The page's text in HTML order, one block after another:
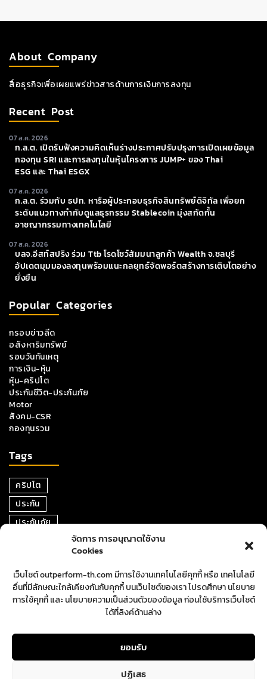
จัดการ การอนุญาตใช้งาน
Cookies
เว็บไซต์ outperform-th.com มีการใช้งานเทคโนโลยีคุกกี้ หรือ เทคโนโลยี
อื่นที่มีลักษณะใกล้เคียงกันกับคุกกี้ บนเว็บไซต์ของเรา โปรดศึกษา นโยบาย
การใช้คุกกี้ และ นโยบายความเป็นส่วนตัวของข้อมูล ก่อนใช้บริการเว็บไซต์
ได้ที่ลิงค์ด้านล่าง
ยอมรับ
ปฏิเสธ
About Company
สื่อธุรกิจเพื่อเผยแพร่ข่าวสารด้านการเงินการลงทุน
Recent Post
07 ส.ค. 2026
ก.ล.ต. เปิดรับฟังความคิดเห็นร่างประกาศปรับปรุงการเปิดเผยข้อมูล
กองทุน SRI และการลงทุนในหุ้นโครงการ JUMP+ ของ Thai
ESG และ Thai ESGX
07 ส.ค. 2026
ก.ล.ต. ร่วมกับ ธปท. หารือผู้ประกอบธุรกิจสินทรัพย์ดิจิทัล เพื่อยก
ระดับแนวทางกำกับดูแลธุรกรรม Stablecoin มุ่งสกัดกั้น
อาชญากรรมทางเทคโนโลยี
07 ส.ค. 2026
บลจ.อีสท์สปริง ร่วม Ttb โรดโชว์สัมมนาลูกค้า Wealth จ.ชลบุรี
อัปเดตมุมมองลงทุนพร้อมแนะกลยุทธ์จัดพอร์ตสร้างการเติบโตอย่าง
ยั่งยืน
Popular Categories
กรอบข่าวลีด
อสังหาริมทรัพย์
รอบวันทันเหตุ
การเงิน-หุ้น
หุ้น-คริปโต
ประกันชีวิต-ประกันภัย
Motor
สังคม-CSR
กองทุนรวม
Tags
คริปโต
ประกัน
ประกันภัย
ตราสารหนี้
อสังหาริมทรัพย์
ตลาดหุ้น